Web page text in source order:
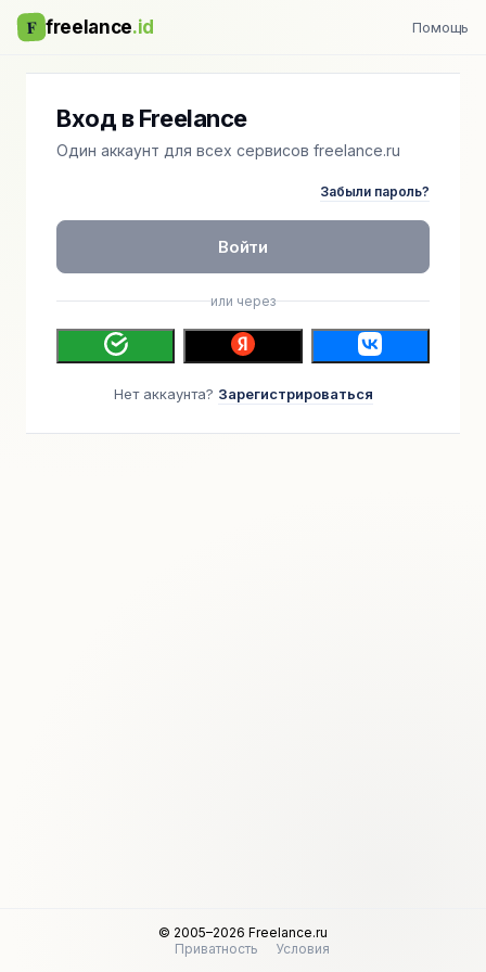
F freelance.id Помощь
Вход в Freelance
Один аккаунт для всех сервисов freelance.ru
Забыли пароль?
Войти
или через
Нет аккаунта? Зарегистрироваться
© 2005–2026 Freelance.ru
Приватность
Условия